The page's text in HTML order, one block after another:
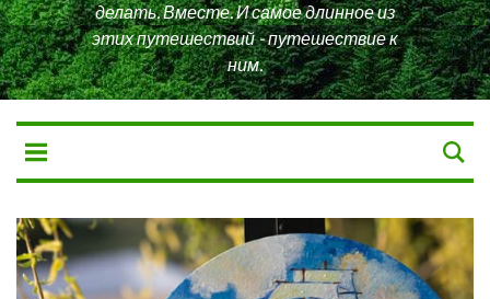
делать. Вместе. И самое длинное из
этих путешествий - путешествие к
ним.